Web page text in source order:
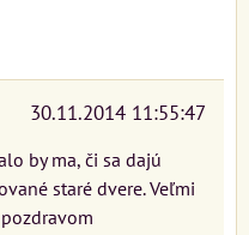
30.11.2014 11:55:47
by ma, či sa dajú
staré dvere. Veľmi